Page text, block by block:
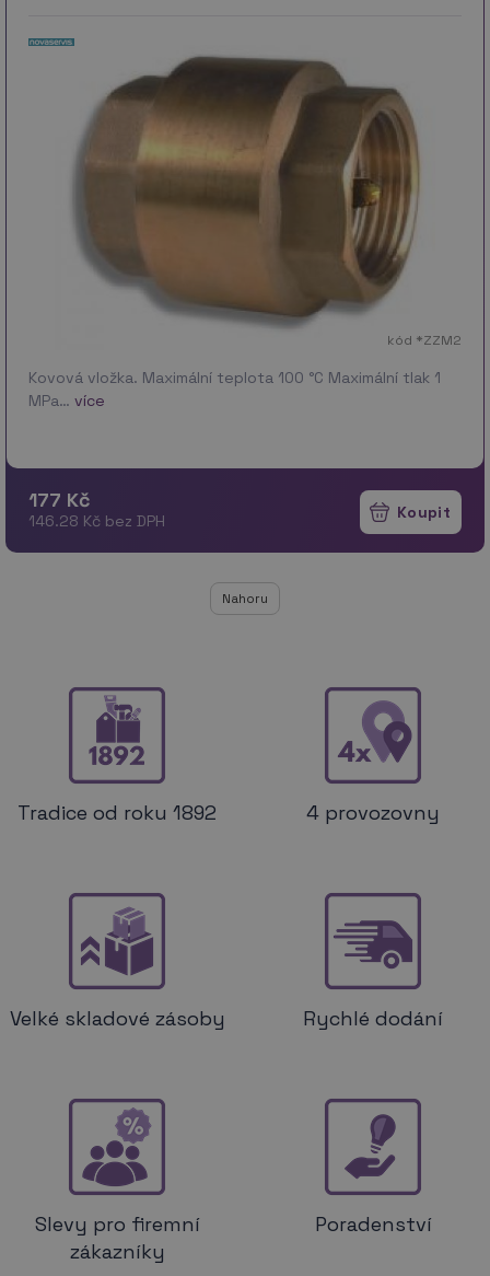
kód *ZZM2
Kovová vložka. Maximální teplota 100 °C Maximální tlak 1
MPa… více
177 Kč
146.28 Kč bez DPH
Nahoru
Tradice od roku 1892 4 provozovny
Velké skladové zásoby Rychlé dodání
Slevy pro firemní
zákazníky
Poradenství